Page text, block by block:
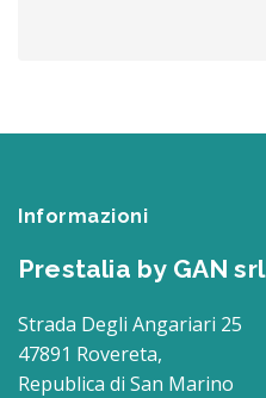
Informazioni
Prestalia by GAN srl
Strada Degli Angariari 25
47891 Rovereta,
Republica di San Marino